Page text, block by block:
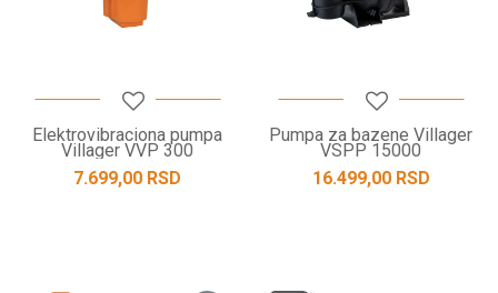
Elektrovibraciona pumpa
Villager VVP 300
7.699,00 RSD
Pumpa za bazene Villager
VSPP 15000
16.499,00 RSD